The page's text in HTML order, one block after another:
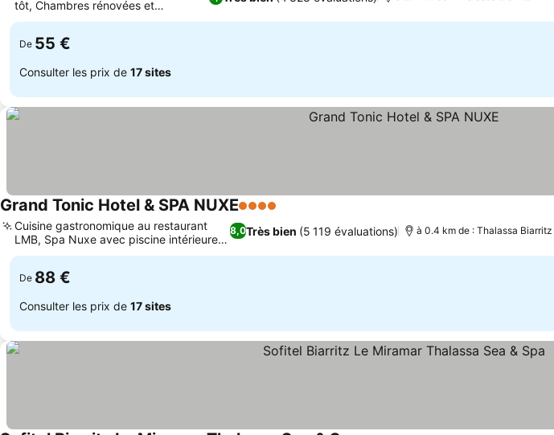
tôt, Chambres rénovées et
climatisées
De 55 €
Consulter les prix de 17 sites
Grand Tonic Hotel & SPA NUXE4 Étoiles
8,0Très bien (5 119 évaluations)
Cuisine gastronomique au restaurant
LMB, Spa Nuxe avec piscine intérieure
chauffée
à 0.4 km de : Thalassa Biarritz
De 88 €
Consulter les prix de 17 sites